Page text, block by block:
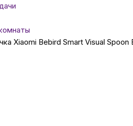
Xiaomi Bebird Smart Visual Spoon